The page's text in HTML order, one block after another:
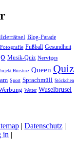
Blog-Parade
Fotografie Fußball Gesundheit
Musik-Quiz Nerviges
Hörsturz Queen Quiz
Sport Sprachmüll Stöckchen
Wetter Wuselbrusel
| Datenschutz |
in |